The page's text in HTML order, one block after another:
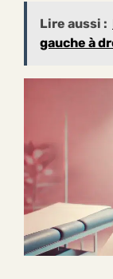
Lire aussi :
gauche à